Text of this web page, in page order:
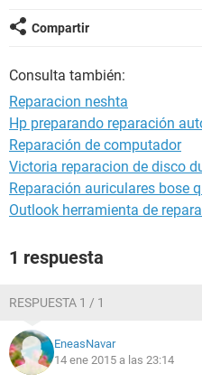
Compartir
Consulta también:
Reparacion neshta
Hp preparando reparación
Reparación de computador
Victoria reparacion de disco
Reparación auriculares bose
Outlook herramienta de
1 respuesta
RESPUESTA 1 / 1
EneasNavar
14 ene 2015 a las 23:14